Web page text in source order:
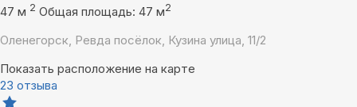
47 м 2 Общая площадь: 47 м2
Оленегорск, Ревда посёлок, Кузина улица, 11/2
Показать расположение на карте
23 отзыва